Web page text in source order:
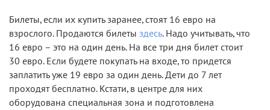
Билеты, если их купить заранее, стоят 16 евро на
взрослого. Продаются билеты здесь. Надо учитывать, что
16 евро – это на один день. На все три дня билет стоит
30 евро. Если будете покупать на входе, то придется
заплатить уже 19 евро за один день. Дети до 7 лет
проходят бесплатно. Кстати, в центре для них
оборудована специальная зона и подготовлена